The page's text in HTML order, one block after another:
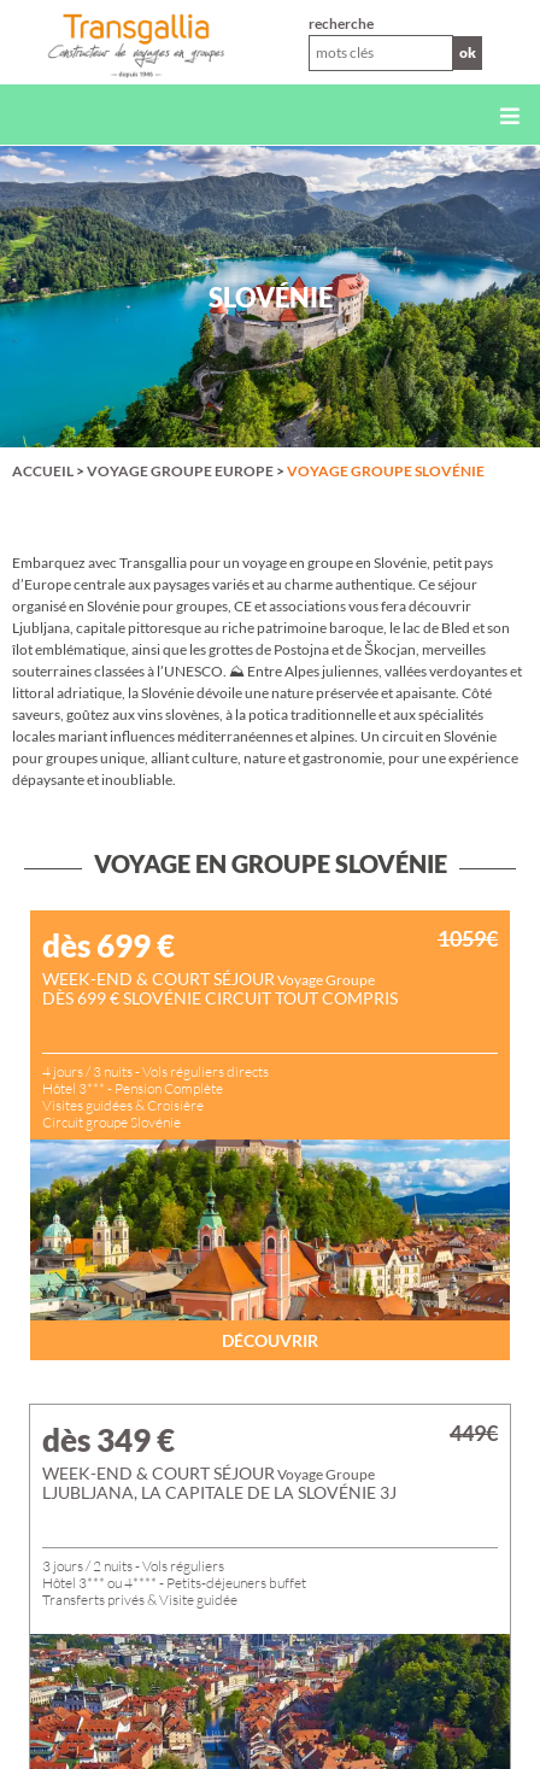
recherche
ok
SLOVÉNIE
ACCUEIL > VOYAGE GROUPE EUROPE > VOYAGE GROUPE SLOVÉNIE
Embarquez avec Transgallia pour un voyage en groupe en Slovénie, petit pays
d’Europe centrale aux paysages variés et au charme authentique. Ce séjour
organisé en Slovénie pour groupes, CE et associations vous fera découvrir
Ljubljana, capitale pittoresque au riche patrimoine baroque, le lac de Bled et son
îlot emblématique, ainsi que les grottes de Postojna et de Škocjan, merveilles
souterraines classées à l’UNESCO. ⛰ Entre Alpes juliennes, vallées verdoyantes et
littoral adriatique, la Slovénie dévoile une nature préservée et apaisante. Côté
saveurs, goûtez aux vins slovènes, à la potica traditionnelle et aux spécialités
locales mariant influences méditerranéennes et alpines. Un circuit en Slovénie
pour groupes unique, alliant culture, nature et gastronomie, pour une expérience
dépaysante et inoubliable.
VOYAGE EN GROUPE SLOVÉNIE
dès 699€
WEEK-END & COURT SÉJOUR Voyage Groupe
DÈS 699 € SLOVÉNIE CIRCUIT TOUT COMPRIS
4 jours / 3 nuits - Vols réguliers directs
Hôtel 3*** - Pension Complète
Visites guidées & Croisière
Circuit groupe Slovénie
DÉCOUVRIR
1059€
dès 349€
WEEK-END & COURT SÉJOUR Voyage Groupe
LJUBLJANA, LA CAPITALE DE LA SLOVÉNIE 3J
3 jours / 2 nuits - Vols réguliers
Hôtel 3*** ou 4**** - Petits-déjeuners buffet
Transferts privés & Visite guidée
449€